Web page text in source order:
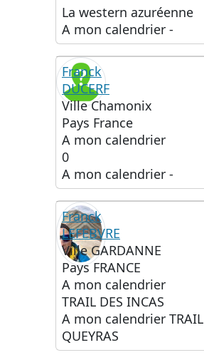
La western azuréenne
A mon calendrier -
Franck
DUCERF
Ville Chamonix
Pays France
A mon calendrier
0
A mon calendrier -
Franck
LEFEBVRE
Ville GARDANNE
Pays FRANCE
A mon calendrier
TRAIL DES INCAS
A mon calendrier TRAIL
QUEYRAS